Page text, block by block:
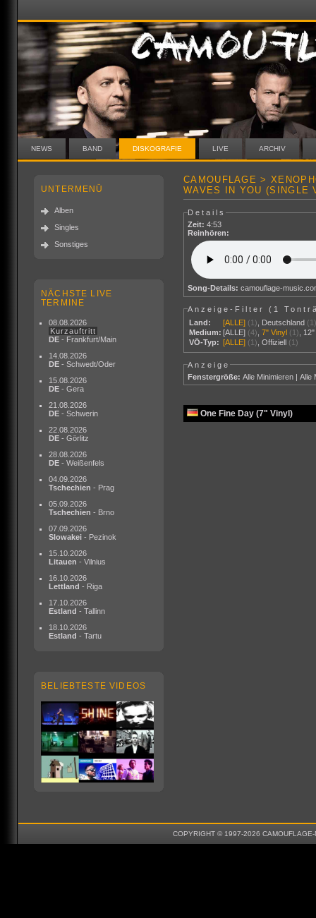
NEWS BAND DISKOGRAFIE LIVE ARCHIV
UNTERMENÜ
Alben
Singles
Sonstiges
NÄCHSTE LIVE
TERMINE
08.08.2026
Kurzauftritt
DE - Frankfurt/Main
14.08.2026
DE - Schwedt/Oder
15.08.2026
DE - Gera
21.08.2026
DE - Schwerin
22.08.2026
DE - Görlitz
28.08.2026
DE - Weißenfels
04.09.2026
Tschechien - Prag
05.09.2026
Tschechien - Brno
07.09.2026
Slowakei - Pezinok
15.10.2026
Litauen - Vilnius
16.10.2026
Lettland - Riga
17.10.2026
Estland - Tallinn
18.10.2026
Estland - Tartu
BELIEBTESTE VIDEOS
CAMOUFLAGE >
WAVES IN YOU (SINGLE
Details
Zeit: 4:53
Reinhören:
Song-Details: camouflage-
Anzeige-Filter ( 1
Land:
[ALLE] (1) Deutschland
Medium: [ALLE] (4) ,7" Vinyl (1)
VÖ-Typ: [ALLE] (1) ,Offiziell (1)
Anzeige
Fenstergröße: Alle Minimieren |Alle
One Fine Day (7" Vinyl)
COPYRIGHT © 1997-2026 CAMOUFLAGE-